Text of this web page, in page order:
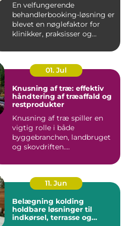
En velfungerende
behandlerbooking-løsning er
blevet en nøglefaktor for
klinikker, praksisser og
01. Jul
Knusning af træ: effektiv
håndtering af træaffald og
restprodukter
Knusning af træ spiller en
vigtig rolle i både
byggebranchen, landbruget
og skovdriften....
11. Jun
Belægning kolding
holdbare løsninger til
indkørsel, terrasse og